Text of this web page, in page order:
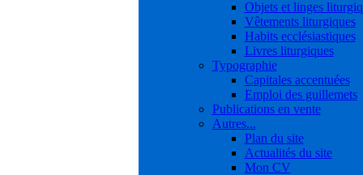
Objets et linges
Vêtements liturgiques
Habits ecclésiastiques
Livres liturgiques
Typographie
Capitales accentuées
Emploi des guillemets
Publications en vente
Autres...
Plan du site
Actualités du site
Mon CV